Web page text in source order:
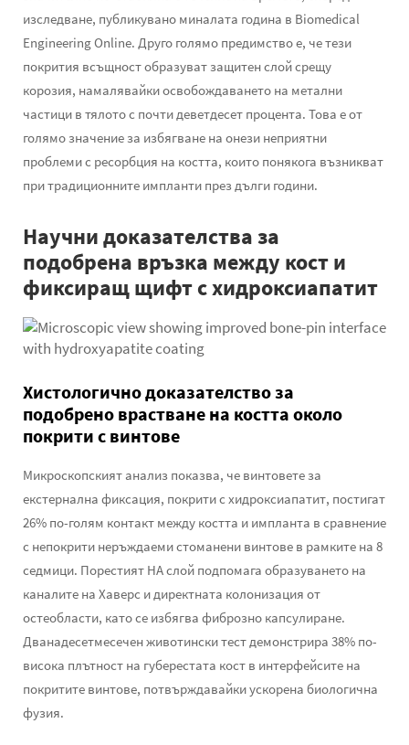
изследване, публикувано миналата година в Biomedical
Engineering Online. Друго голямо предимство е, че тези
покрития всъщност образуват защитен слой срещу
корозия, намалявайки освобождаването на метални
частици в тялото с почти деветдесет процента. Това е от
голямо значение за избягване на онези неприятни
проблеми с ресорбция на костта, които понякога възникват
при традиционните импланти през дълги години.
Научни доказателства за
подобрена връзка между кост и
фиксиращ щифт с хидроксиапатит
Хистологично доказателство за
подобрено врастване на костта около
покрити с винтове
Микроскопският анализ показва, че винтовете за
екстернална фиксация, покрити с хидроксиапатит, постигат
26% по-голям контакт между костта и импланта в сравнение
с непокрити неръждаеми стоманени винтове в рамките на 8
седмици. Порестият HA слой подпомага образуването на
каналите на Хаверс и директната колонизация от
остеобласти, като се избягва фиброзно капсулиране.
Дванадесетмесечен животински тест демонстрира 38% по-
висока плътност на губерестата кост в интерфейсите на
покритите винтове, потвърждавайки ускорена биологична
фузия.